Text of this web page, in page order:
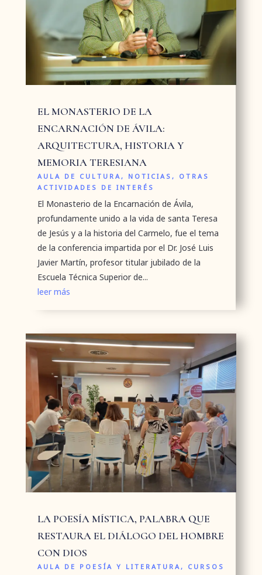
EL MONASTERIO DE LA
ENCARNACIÓN DE ÁVILA:
ARQUITECTURA, HISTORIA Y
MEMORIA TERESIANA
AULA DE CULTURA, NOTICIAS, OTRAS
ACTIVIDADES DE INTERÉS
El Monasterio de la Encarnación de Ávila,
profundamente unido a la vida de santa Teresa
de Jesús y a la historia del Carmelo, fue el tema
de la conferencia impartida por el Dr. José Luis
Javier Martín, profesor titular jubilado de la
Escuela Técnica Superior de...
leer más
LA POESÍA MÍSTICA, PALABRA QUE
RESTAURA EL DIÁLOGO DEL HOMBRE
CON DIOS
AULA DE POESÍA Y LITERATURA, CURSOS